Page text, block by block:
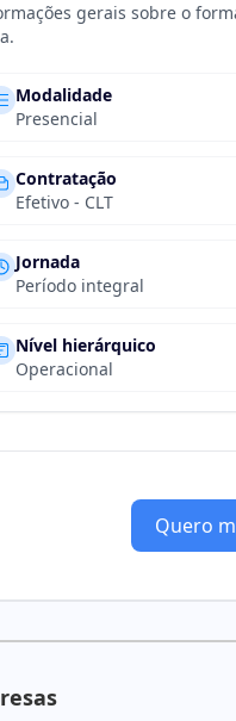
gerais sobre o
Modalidade
Presencial
Contratação
Efetivo - CLT
Jornada
Período integral
Nível hierárquico
Operacional
Quero